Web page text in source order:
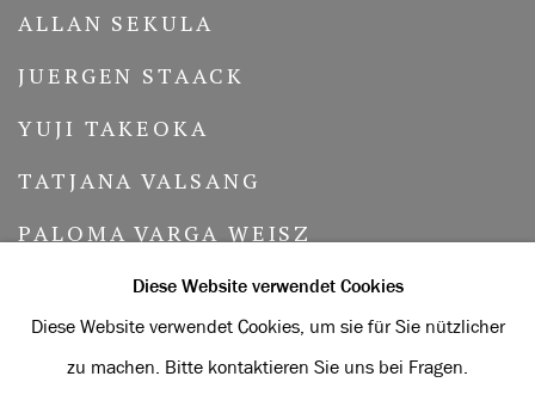
ALLAN SEKULA
JUERGEN STAACK
YUJI TAKEOKA
TATJANA VALSANG
PALOMA VARGA WEISZ
MERRILL WAGNER
LAWRENCE WEINER
Diese Website verwendet Cookies
Diese Website verwendet Cookies, um sie für Sie nützlicher
zu machen. Bitte kontaktieren Sie uns bei Fragen.